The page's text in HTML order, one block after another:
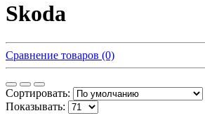
Skoda
Сравнение товаров (0)
Сортировать:
Показывать: